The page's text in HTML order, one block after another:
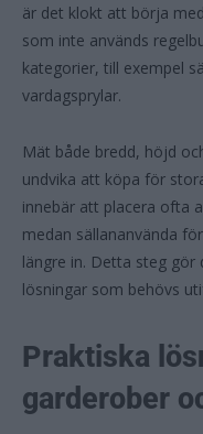
är det klokt att börja
som inte används
kategorier, till exempel
vardagsprylar.
Mät både bredd, höjd
undvika att köpa för
innebär att placera ofta
medan sällananvända
längre in. Detta steg
lösningar som behövs
Praktiska
garderober